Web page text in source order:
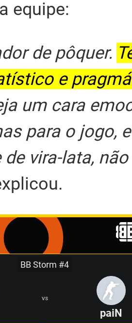
equipe:
de pôquer.
e
um cara
para o jogo,
vira-lata,
BB Storm #4
VS
paiN